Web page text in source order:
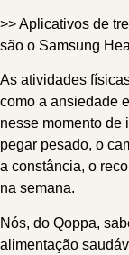
>> Aplicativos de
são o Samsung
As atividades
como a ansiedade
nesse momento de
pegar pesado, o
a constância, o
na semana.
Nós, do Qoppa,
alimentação